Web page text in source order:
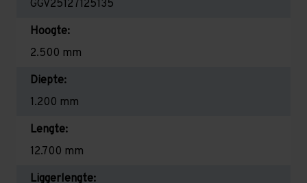
GGV25127125135
Hoogte:
2.500 mm
Diepte:
1.200 mm
Lengte:
12.700 mm
Liggerlengte: